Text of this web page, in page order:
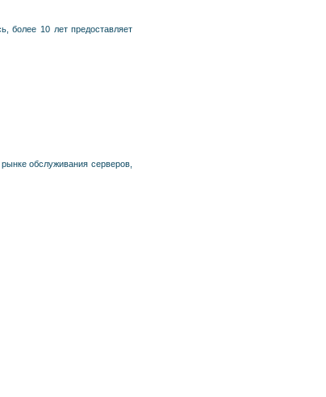
более 10 лет предоставляет
обслуживания серверов,